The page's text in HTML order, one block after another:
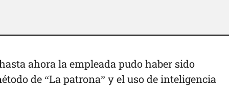
ahora la empleada pudo haber sido
de “La patrona” y el uso de inteligencia